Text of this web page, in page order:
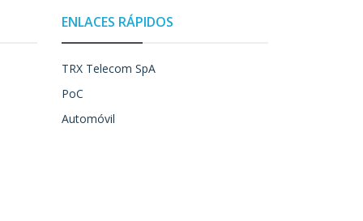
ENLACES RÁPIDOS
TRX Telecom SpA
PoC
Automóvil